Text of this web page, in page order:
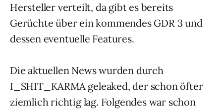
Hersteller verteilt, da gibt es bereits
Gerüchte über ein kommendes GDR3 und
dessen eventuelle Features.
Die aktuellen News wurden durch
I_SHIT_KARMA geleaked, der schon öfter
ziemlich richtig lag. Folgendes war schon